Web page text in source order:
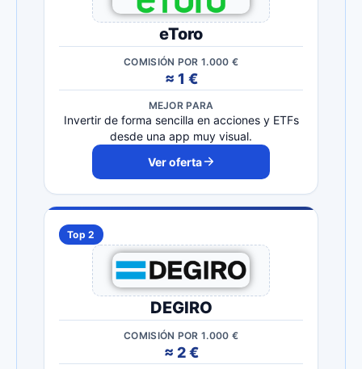
eToro
COMISIÓN POR 1.000 €
≈ 1 €
MEJOR PARA
Invertir de forma sencilla en acciones y ETFs
desde una app muy visual.
Ver oferta
Top 2
DEGIRO
COMISIÓN POR 1.000 €
≈ 2 €